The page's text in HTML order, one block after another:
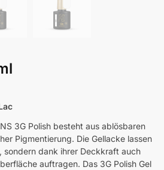
3G Polish besteht aus ablösbaren
Pigmentierung. Die Gellacke lassen
sondern dank ihrer Deckkraft auch
auftragen. Das 3G Polish Gel